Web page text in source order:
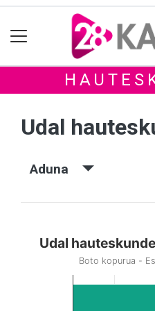
Udal
Aduna
Udal
Boto kopurua -